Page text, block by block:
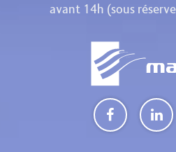
avant 14h (sous